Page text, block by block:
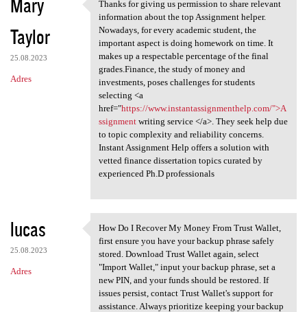
Taylor
25.08.2023
Adres
Thanks for giving us
Thanks for giving us permission to share relevant
information about the top Assignment helper.
Nowadays, for every academic student, the
important aspect is doing homework on time. It
makes up a respectable percentage of the final
grades.Finance, the study of money and
investments, poses challenges for students
selecting <a
href="https://www.instantassignmenthelp.com/">A
ssignmentwriting service </a>. They seek help due
to topic complexity and reliability concerns.
Instant Assignment Help offers a solution with
vetted finance dissertation topics curated by
experienced Ph.D professionals
lucas
25.08.2023
Adres
How Do I Recover My Money
How Do I Recover My Money From Trust Wallet,
first ensure you have your backup phrase safely
stored. Download Trust Wallet again, select
"Import Wallet," input your backup phrase, set a
new PIN, and your funds should be restored. If
issues persist, contact Trust Wallet's support for
assistance. Always prioritize keeping your backup